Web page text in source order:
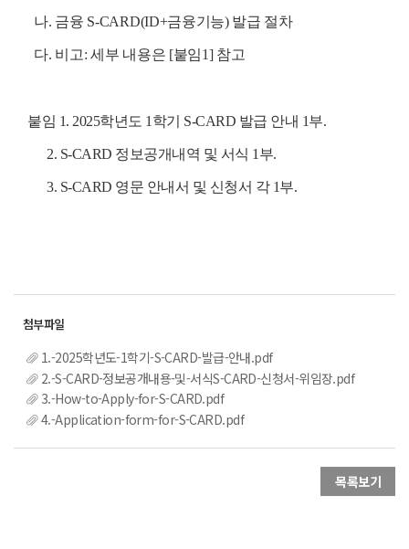
나. 금융 S-CARD(ID+금융기능) 발급 절차
다. 비고: 세부 내용은 [붙임1] 참고
붙임 1. 2025학년도 1학기 S-CARD 발급 안내 1부.
2. S-CARD 정보공개내역 및 서식 1부.
3. S-CARD 영문 안내서 및 신청서 각 1부.
1.-2025학년도-1학기-S-CARD-발급-안내.pdf
2.-S-CARD-정보공개내용-및-서식S-CARD-신청서-위임장.pdf
3.-How-to-Apply-for-S-CARD.pdf
4.-Application-form-for-S-CARD.pdf
목록보기